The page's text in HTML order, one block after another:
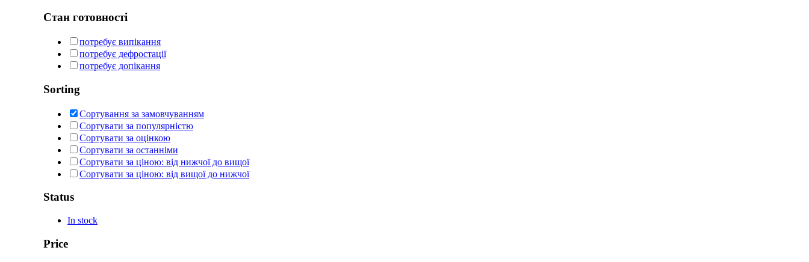
Стан готовності
потребує випікання
потребує дефростації
потребує допікання
Sorting
Сортування за замовчуванням
Сортувати за популярністю
Сортувати за оцінкою
Сортувати за останніми
Сортувати за ціною: від нижчої до вищої
Сортувати за ціною: від вищої до нижчої
Status
In stock
Price